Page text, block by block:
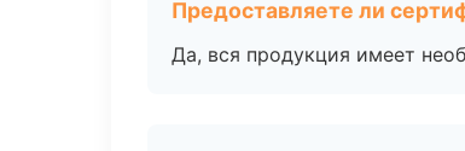
Предоставляете ли
Да, вся продукция имеет